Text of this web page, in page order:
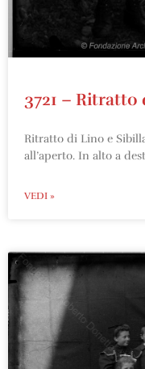
3721 –
Ritratto di Lino e
all’aperto. In alto a
VEDI »